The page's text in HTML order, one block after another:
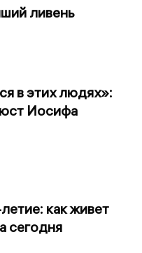
ливень
в этих людях»:
Иосифа
как живет
сегодня